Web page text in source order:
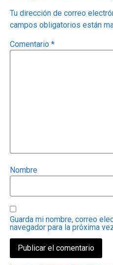
Tu dirección de correo
campos obligatorios están
Comentario *
Nombre
Guarda mi nombre, correo
navegador para la próxima